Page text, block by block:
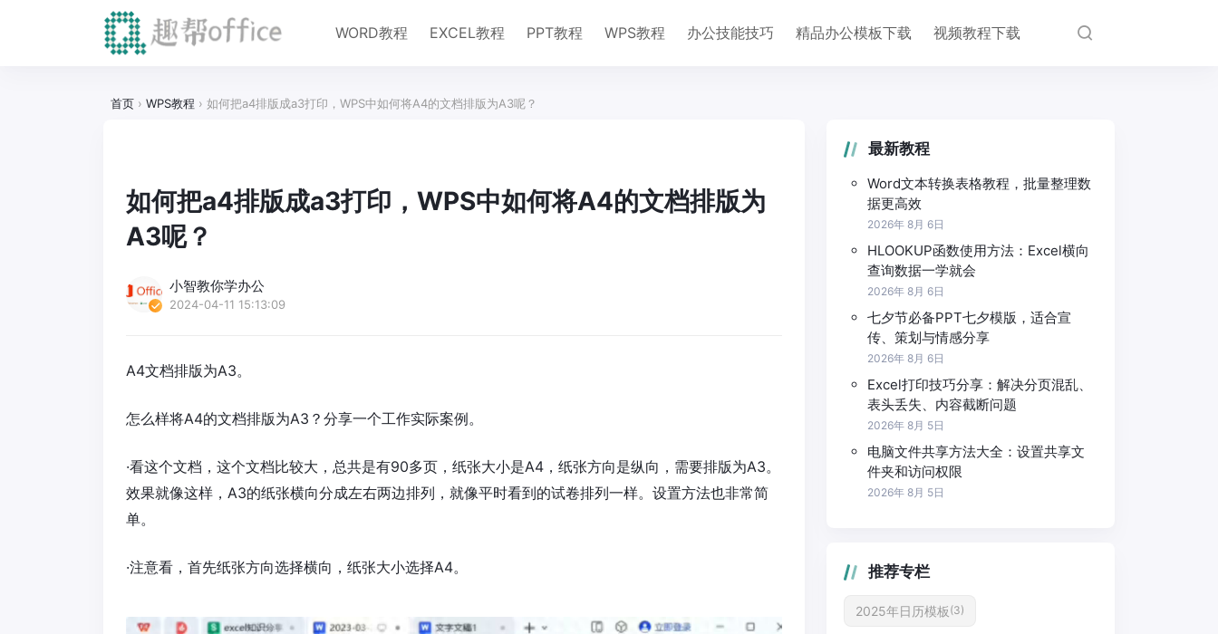
WORD教程 EXCEL教程 PPT教程 WPS教程 办公技能技巧 精品办公模板下载 视频教程下载
首页 › WPS教程 › 如何把a4排版成a3打印，WPS中如何将A4的文档排版为A3呢？
如何把a4排版成a3打印，WPS中如何将A4的文档排版为
A3呢？
小智教你学办公
2024-04-11 15:13:09
A4文档排版为A3。
怎么样将A4的文档排版为A3？分享一个工作实际案例。
·看这个文档，这个文档比较大，总共是有90多页，纸张大小是A4，纸张方向是纵向，需要排版为A3。
效果就像这样，A3的纸张横向分成左右两边排列，就像平时看到的试卷排列一样。设置方法也非常简
单。
·注意看，首先纸张方向选择横向，纸张大小选择A4。
最新教程
Word文本转换表格教程，批量整理数
据更高效
2026年 8月 6日
HLOOKUP函数使用方法：Excel横向
查询数据一学就会
2026年 8月 6日
七夕节必备PPT七夕模版，适合宣
传、策划与情感分享
2026年 8月 6日
Excel打印技巧分享：解决分页混乱、
表头丢失、内容截断问题
2026年 8月 5日
电脑文件共享方法大全：设置共享文
件夹和访问权限
2026年 8月 5日
推荐专栏
2025年日历模板 (3)